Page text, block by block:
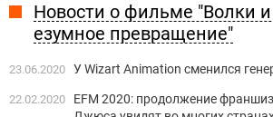
Новости о фильме "Волки
езумное превращение"
23.06.2020 У Wizart Animation сменился
22.02.2020
EFM 2020: продолжение